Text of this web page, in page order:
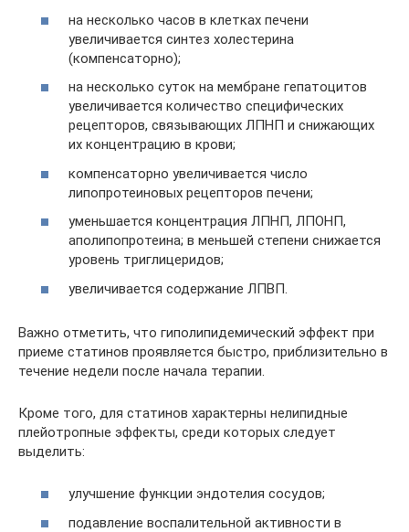
на несколько часов в клетках печени
увеличивается синтез холестерина
(компенсаторно);
на несколько суток на мембране гепатоцитов
увеличивается количество специфических
рецепторов, связывающих ЛПНП и снижающих
их концентрацию в крови;
компенсаторно увеличивается число
липопротеиновых рецепторов печени;
уменьшается концентрация ЛПНП, ЛПОНП,
аполипопротеина; в меньшей степени снижается
уровень триглицеридов;
увеличивается содержание ЛПВП.
Важно отметить, что гиполипидемический эффект при
приеме статинов проявляется быстро, приблизительно в
течение недели после начала терапии.
Кроме того, для статинов характерны нелипидные
плейотропные эффекты, среди которых следует
выделить:
улучшение функции эндотелия сосудов;
подавление воспалительной активности в